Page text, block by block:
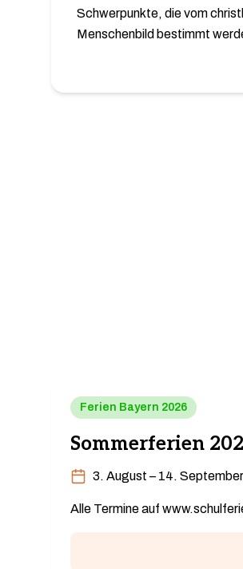
Schwerpunkte, die vom
Menschenbild bestimmt
Ferien Bayern 2026
Sommerferien
3. August – 14.
Alle Termine auf